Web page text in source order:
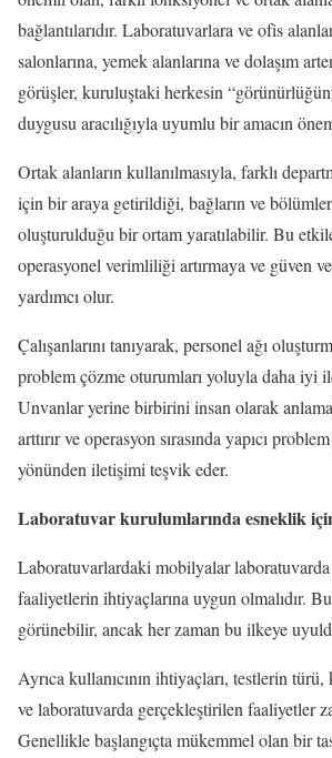
bağlantılarıdır. Laboratuvarlara ve ofis
salonlarına, yemek alanlarına ve dolaşım
görüşler, kuruluştaki herkesin
duygusu aracılığıyla uyumlu bir amacın
Ortak alanların kullanılmasıyla, farklı
için bir araya getirildiği, bağların ve bölümler
oluşturulduğu bir ortam yaratılabilir. Bu
operasyonel verimliliği artırmaya ve güven
yardımcı olur.
Çalışanlarını tanıyarak, personel ağı
problem çözme oturumları yoluyla daha iyi
Unvanlar yerine birbirini insan olarak
arttırır ve operasyon sırasında yapıcı
yönünden iletişimi teşvik eder.
Laboratuvar kurulumlarında esneklik
Laboratuvarlardaki mobilyalar
faaliyetlerin ihtiyaçlarına uygun olmalıdır.
görünebilir, ancak her zaman bu ilkeye
Ayrıca kullanıcının ihtiyaçları, testlerin
ve laboratuvarda gerçekleştirilen faaliyetler
Genellikle başlangıçta mükemmel olan bir